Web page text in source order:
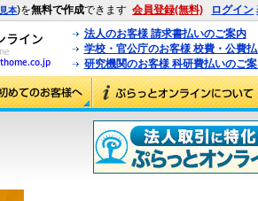
見本)を無料で作成できます 会員登録(無料) ログイン
法人のお客様 請求書払いのご案内
学校・官公庁のお客様 校費・公費
研究機関のお客様 科研費払いのご